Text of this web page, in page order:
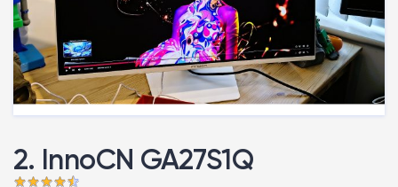
2. InnoCN GA27S1Q